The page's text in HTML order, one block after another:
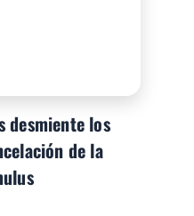
desmiente los
de la